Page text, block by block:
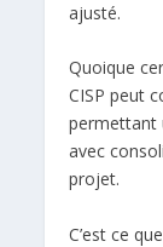
ajusté.
Quoique
CISP peut
permettant
avec
projet.
C’est ce